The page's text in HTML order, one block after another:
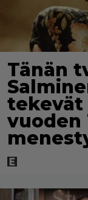
Tänän
tekevät
vuoden